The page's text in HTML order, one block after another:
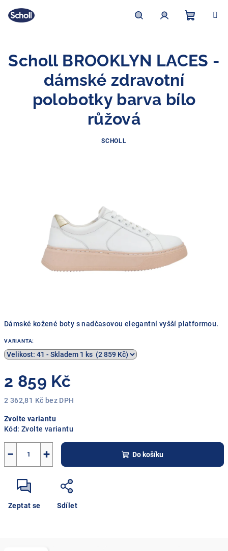
obsah
košík
Dámské kožené boty s nadčasovou elegantní vyšší platformou.
VARIANTA:
2 859 Kč
2 362,81 Kč bez DPH
cena:
Zvolte variantu
Kód: Zvolte variantu
+
− Do košíku
Zeptat se Sdílet
Scholl BROOKLYN LACES -
dámské zdravotní
polobotky barva bílo
růžová
SCHOLL